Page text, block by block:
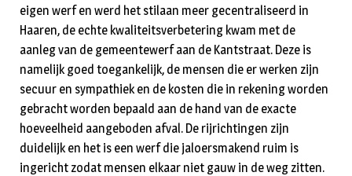
eigen werf en werd het stilaan meer gecentraliseerd in
Haaren, de echte kwaliteitsverbetering kwam met de
aanleg van de gemeentewerf aan de Kantstraat. Deze is
namelijk goed toegankelijk, de mensen die er werken zijn
secuur en sympathiek en de kosten die in rekening worden
gebracht worden bepaald aan de hand van de exacte
hoeveelheid aangeboden afval. De rijrichtingen zijn
duidelijk en het is een werf die jaloersmakend ruim is
ingericht zodat mensen elkaar niet gauw in de weg zitten.